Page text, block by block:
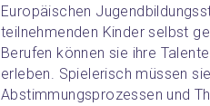
Europäischen
teilnehmenden Kinder selbst
Berufen können sie ihre
erleben. Spielerisch müssen
Abstimmungsprozessen und